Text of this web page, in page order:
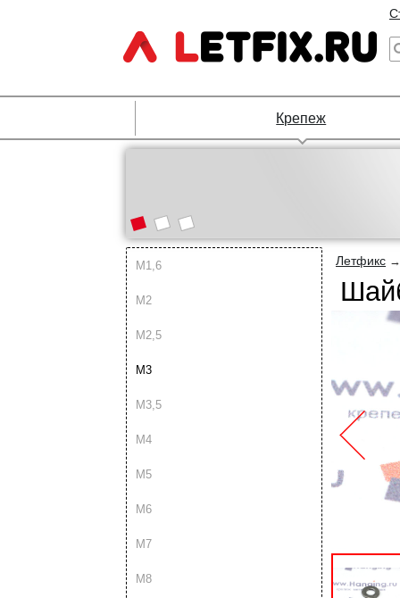
Крепеж
М1,6
М2
М2,5
М3
М3,5
М4
М5
М6
М7
М8
Летфикс